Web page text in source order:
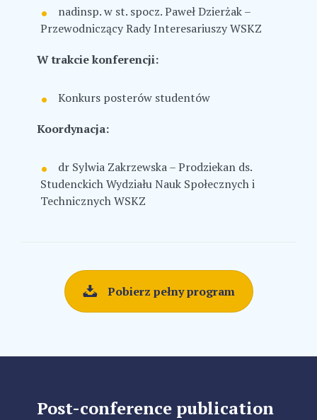
nadinsp. w st. spocz. Paweł Dzierżak –
Przewodniczący Rady Interesariuszy WSKZ
W trakcie konferencji:
Konkurs posterów studentów
Koordynacja:
dr Sylwia Zakrzewska – Prodziekan ds.
Studenckich Wydziału Nauk Społecznych i
Technicznych WSKZ
Pobierz pełny program
Post-conference publication